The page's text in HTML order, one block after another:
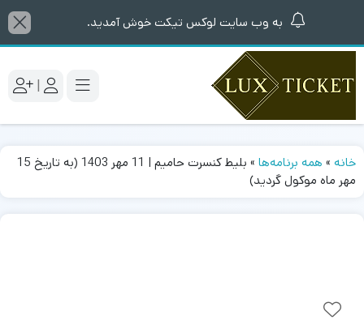
به وب سایت لوکس تیکت خوش آمدید.
|
خانه » همه برنامه‌ها »
بلیط کنسرت حامیم | 11 مهر 1403 (به تاریخ 15
مهر ماه موکول گردید)